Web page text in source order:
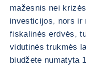
mažesnis nei
investicijos, nors ir
fiskalinės erdvės,
vidutinės trukmės
biudžete numatyta